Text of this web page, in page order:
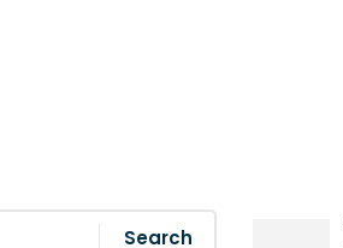
Search